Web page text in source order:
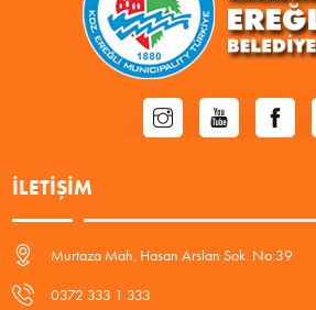
İLETIŞIM
Murtaza Mah. Hasan Arslan Sok. No:39
0372 333 1 333